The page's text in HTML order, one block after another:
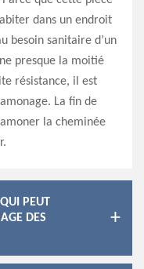
dans un endroit
besoin sanitaire d’un
presque la moitié
résistance, il est
La fin de
la cheminée
PEUT
DES